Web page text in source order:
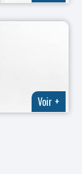
Voir +